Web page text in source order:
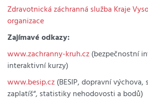
Zdravotnická záchranná služba Kraje
organizace
Zajímavé odkazy:
www.zachranny-kruh.cz(bezpečnostní
interaktivní kurzy)
www.besip.cz(BESIP, dopravní výchova,
zaplatíš“, statistiky nehodovosti a bodů)